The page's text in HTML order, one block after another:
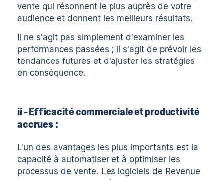
vente qui résonnent le plus auprès de votre
audience et donnent les meilleurs résultats.
Il ne s'agit pas simplement d'examiner les
performances passées ; il s'agit de prévoir les
tendances futures et d'ajuster les stratégies
en conséquence.
ii - Efficacité commerciale et productivité
accrues :
L'un des avantages les plus importants est la
capacité à automatiser et à optimiser les
processus de vente. Les logiciels de Revenue